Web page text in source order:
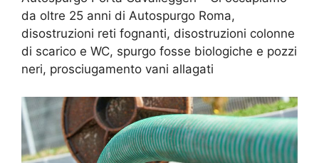
da oltre 25 anni di Autospurgo Roma,
disostruzioni reti fognanti, disostruzioni colonne
di scarico e WC, spurgo fosse biologiche e pozzi
neri, prosciugamento vani allagati